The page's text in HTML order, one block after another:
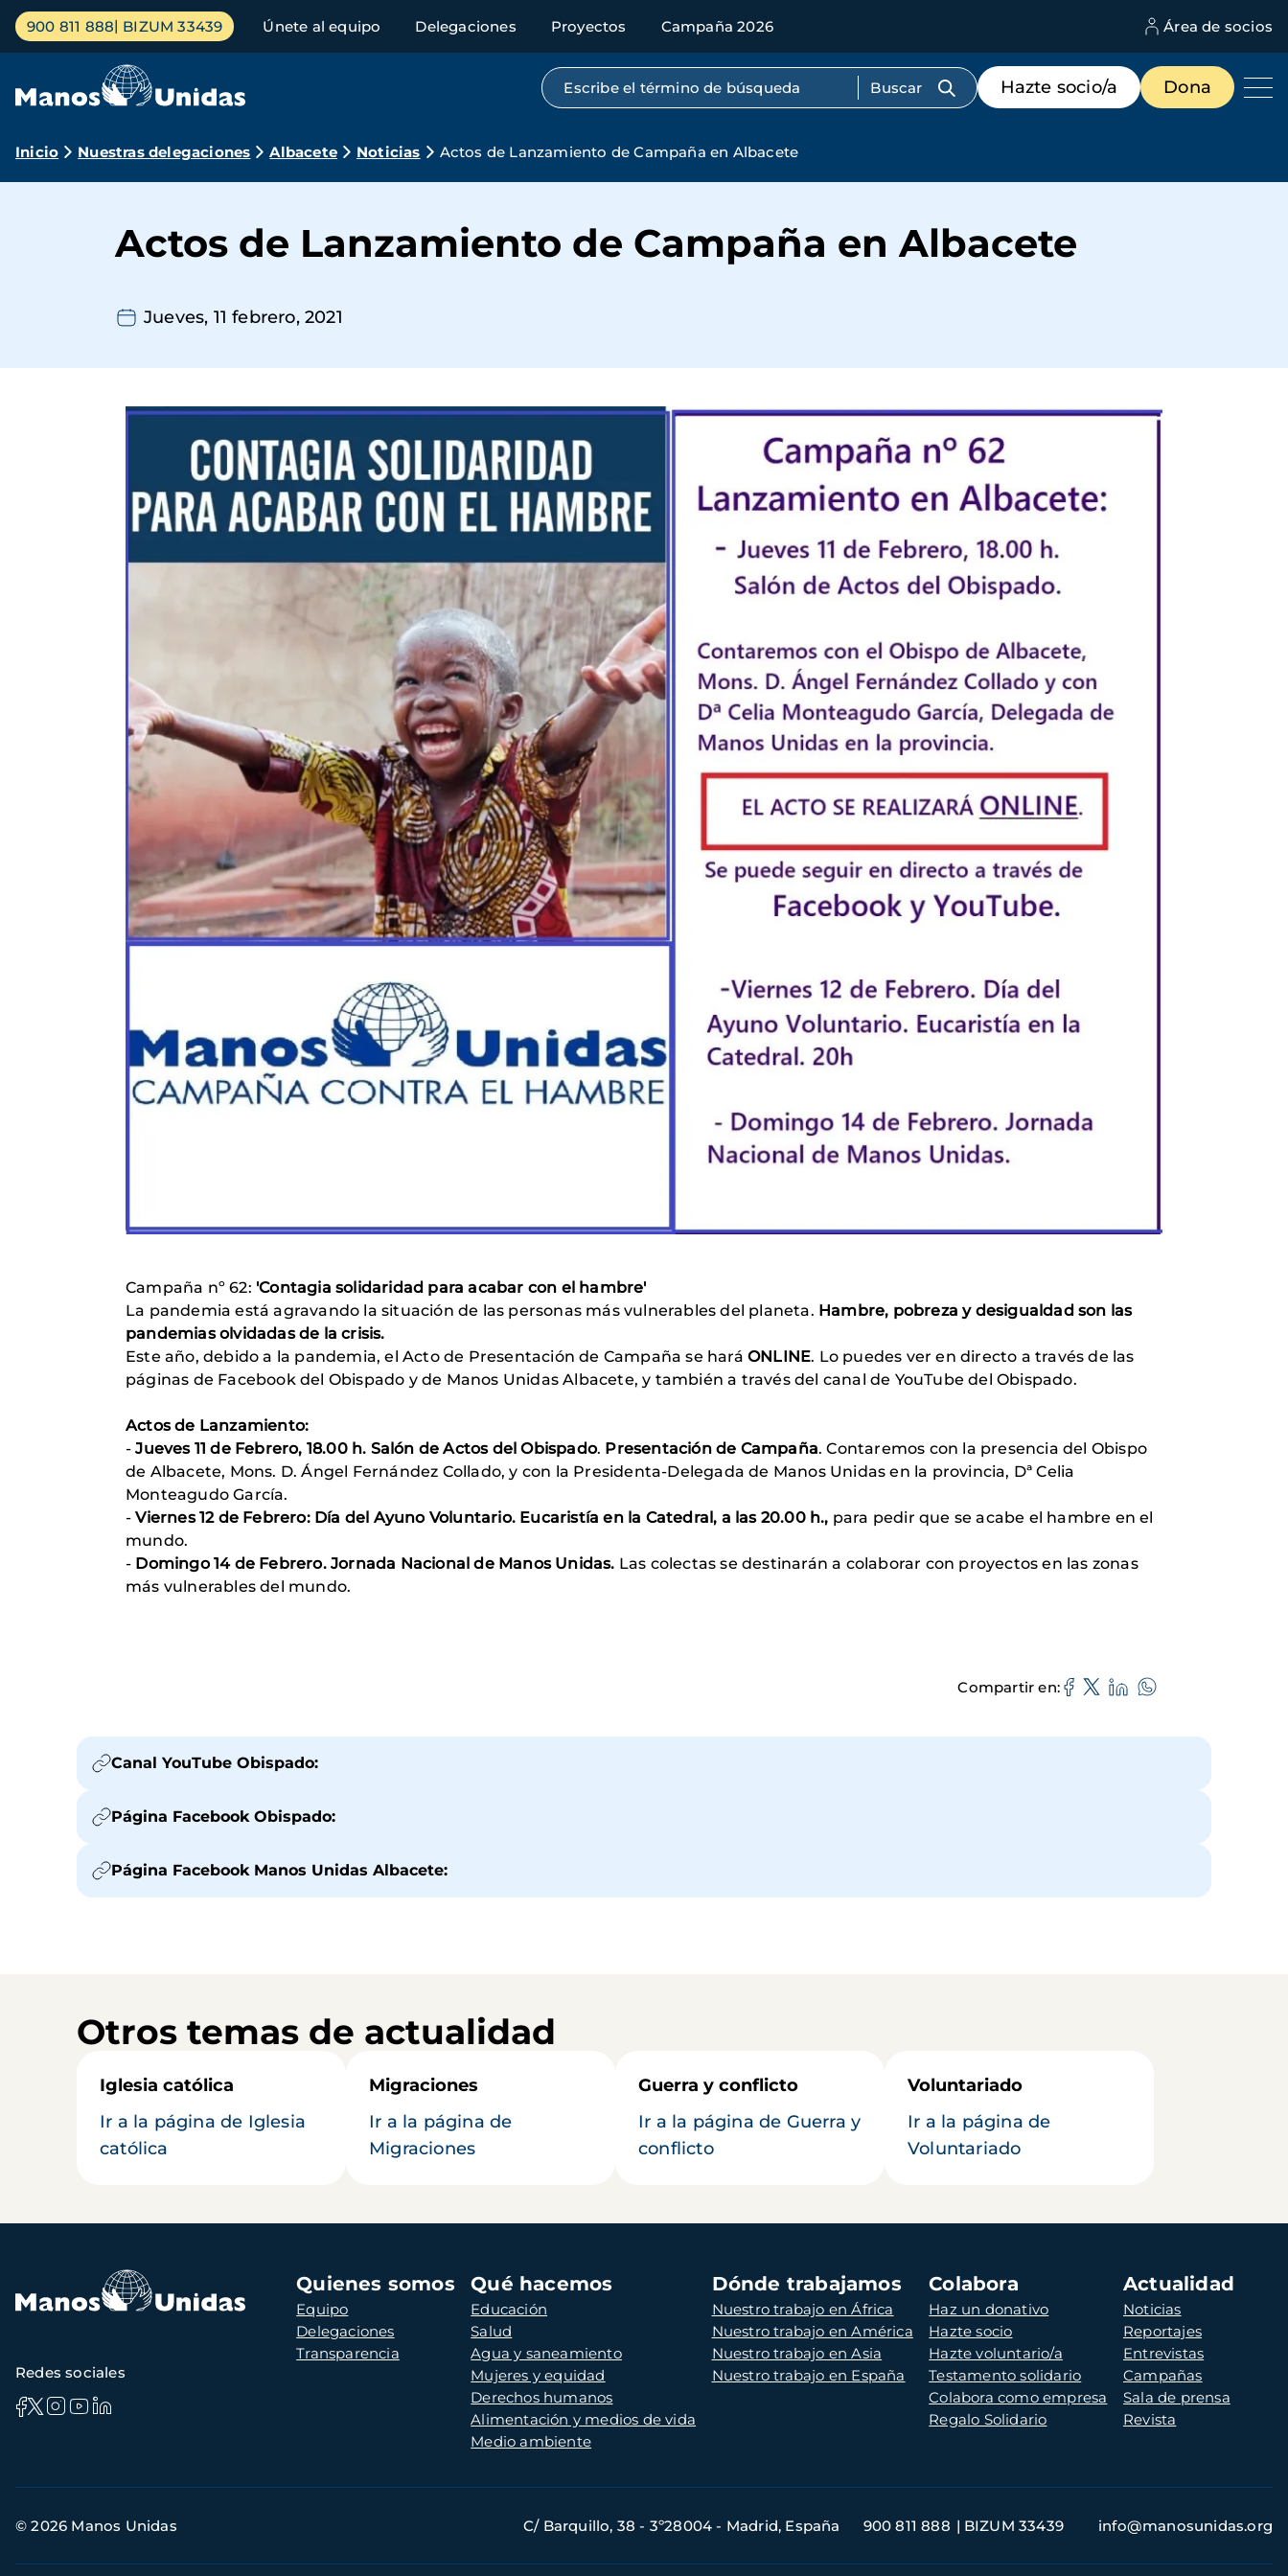
Pasar
contenido
Menú
principal
900 811 888 BIZUM 33439 Únete al equipo Delegaciones Proyectos Campaña 2026 Área de socios
Búsqueda por texto completo
Menú
de
destacados
Hazte socio/a Dona
Ruta
navegación
Inicio Nuestras delegaciones Albacete Noticias Actos de Lanzamiento de Campaña en Albacete
Actos de Lanzamiento de Campaña en Albacete
Jueves, 11 febrero, 2021
Campaña nº 62: 'Contagia solidaridad para acabar con el hambre'
La pandemia está agravando la situación de las personas más vulnerables del planeta. Hambre, pobreza y desigualdad son las
pandemias olvidadas de la crisis.
Este año, debido a la pandemia, el Acto de Presentación de Campaña se hará ONLINE. Lo puedes ver en directo a través de las
páginas de Facebook del Obispado y de Manos Unidas Albacete, y también a través del canal de YouTube del Obispado.
Actos de Lanzamiento:
-Jueves 11 de Febrero, 18.00 h. Salón de Actos del Obispado. Presentación de Campaña. Contaremos con la presencia del Obispo
de Albacete, Mons. D. Ángel Fernández Collado, y con la Presidenta-Delegada de Manos Unidas en la provincia, Dª Celia
Monteagudo García.
-Viernes 12 de Febrero: Día del Ayuno Voluntario. Eucaristía en la Catedral, a las 20.00 h., para pedir que se acabe el hambre en el
mundo.
- Domingo 14 de Febrero. Jornada Nacional de Manos Unidas. Las colectas se destinarán a colaborar con proyectos en las zonas
más vulnerables del mundo.
Compartir en
Canal YouTube Obispado:
Página Facebook Obispado:
Página Facebook Manos Unidas Albacete:
Otros temas de actualidad
Iglesia católica
Ir a la página de Iglesia
católica
Migraciones
Ir a la página de
Migraciones
Guerra y conflicto
Ir a la página de Guerra y
conflicto
Voluntariado
Ir a la página de
Voluntariado
Navegación
principal
Quienes somos
Equipo
Delegaciones
Transparencia
Qué hacemos
Educación
Salud
Agua y saneamiento
Mujeres y equidad
Derechos humanos
Alimentación y medios de vida
Medio ambiente
Dónde trabajamos
Nuestro trabajo en África
Nuestro trabajo en América
Nuestro trabajo en Asia
Nuestro trabajo en España
Colabora
Haz un donativo
Hazte socio
Hazte voluntario/a
Testamento solidario
Colabora como empresa
Regalo Solidario
Actualidad
Noticias
Reportajes
Entrevistas
Campañas
Sala de prensa
Revista
Redes sociales
de
© 2026 Manos Unidas C/ Barquillo, 38 - 3º28004 - Madrid, España 900 811 888 BIZUM 33439 info@manosunidas.org